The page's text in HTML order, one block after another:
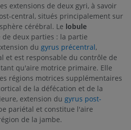
extensions de deux gyri, à savoir
central, situés principalement sur
cérébral. Le lobule
de deux parties : la partie
du gyrus précentral,
et est responsable du contrôle de
qu'aire motrice primaire. Elle
régions motrices supplémentaires
de la défécation et de la
extension du gyrus post-
pariétal et constitue l'aire
de la jambe.